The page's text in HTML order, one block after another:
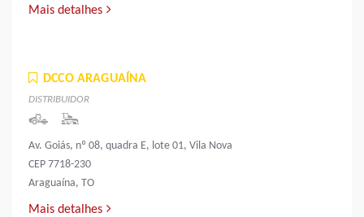
Mais detalhes
DCCO ARAGUAÍNA
DISTRIBUIDOR
Av. Goiás, nº 08, quadra E, lote 01, Vila Nova
CEP 7718-230
Araguaína, TO
Mais detalhes